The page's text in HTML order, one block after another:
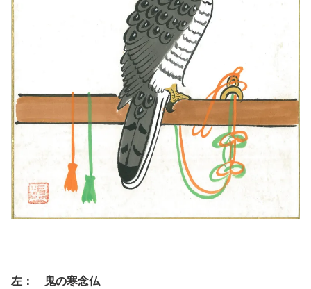
左： 鬼の寒念仏